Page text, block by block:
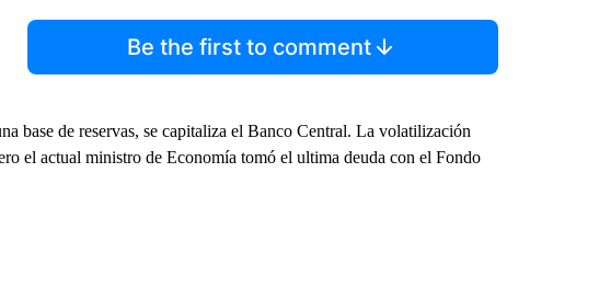
Be the first to comment
base de reservas, se capitaliza el Banco Central. La volatilización
el actual ministro de Economía tomó el ultima deuda con el Fondo